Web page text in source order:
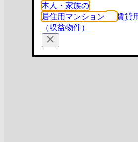
本人・家族の
居住用マンション
賃貸
（収益物件）